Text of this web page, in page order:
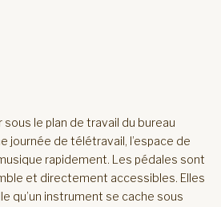
le plan de travail du bureau
journée de télétravail, l’espace de
rapidement. Les pédales sont
et directement accessibles. Elles
qu’un instrument se cache sous